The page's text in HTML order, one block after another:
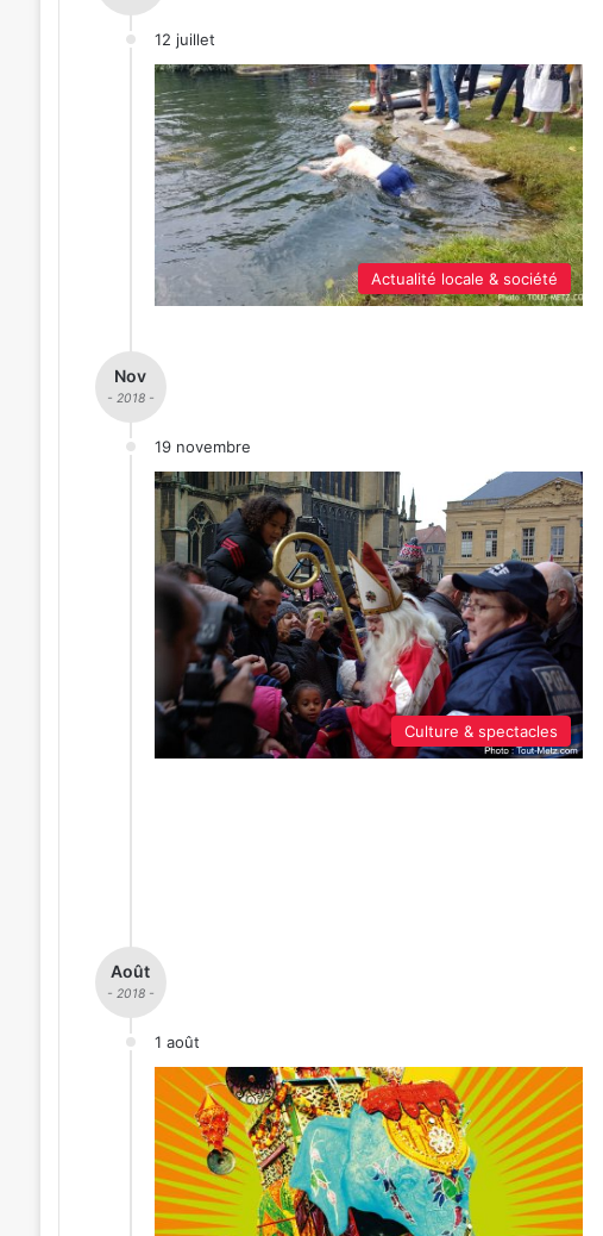
12 juillet
Actualité locale & société
Nov
- 2018 -
19 novembre
Culture & spectacles
Août
- 2018 -
1 août